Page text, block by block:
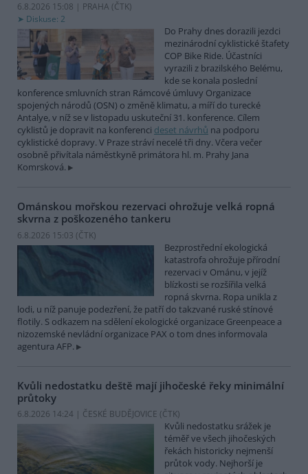
6.8.2026 15:08 | PRAHA (ČTK)
Diskuse: 2
Do Prahy dnes dorazili jezdci
mezinárodní cyklistické štafety
COP Bike Ride. Účastníci
vyrazili z brazilského Belému,
kde se konala poslední
konference smluvních stran Rámcové úmluvy Organizace
spojených národů (OSN) o změně klimatu, a míří do turecké
Antalye, v níž se v listopadu uskuteční 31. konference. Cílem
cyklistů je dopravit na konferenci deset návrhů na podporu
cyklistické dopravy. V Praze stráví necelé tři dny. Včera večer
osobně přivítala náměstkyně primátora hl. m. Prahy Jana
Komrsková.
Ománskou mořskou rezervaci ohrožuje velká ropná
skvrna z poškozeného tankeru
6.8.2026 15:03 (ČTK)
Bezprostřední ekologická
katastrofa ohrožuje přírodní
rezervaci v Ománu, v jejíž
blízkosti se rozšířila velká
ropná skvrna. Ropa unikla z
lodi, u níž panuje podezření, že patří do takzvané ruské stínové
flotily. S odkazem na sdělení ekologické organizace Greenpeace a
nizozemské nevládní organizace PAX o tom dnes informovala
agentura AFP.
Kvůli nedostatku deště mají jihočeské řeky minimální
průtoky
6.8.2026 14:24 | ČESKÉ BUDĚJOVICE (ČTK)
Kvůli nedostatku srážek je
téměř ve všech jihočeských
řekách historicky nejmenší
průtok vody. Nejhorší je